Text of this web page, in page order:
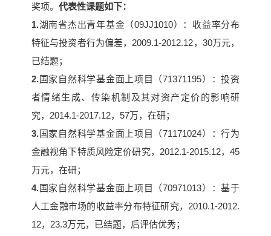
奖项。 代表性课题如下：
1.湖南省杰出青年基金（09JJ1010）：收益率分布
特征与投资者行为偏差，2009.1-2012.12，30万元，
已结题；
2.国家自然科学基金面上项目（71371195）：投资
者情绪生成、传染机制及其对资产定价的影响研
究，2014.1-2017.12，57万，在研；
3.国家自然科学基金面上项目（71171024）：行为
金融视角下特质风险定价研究，2012.1-2015.12，45
万元，在研；
4.国家自然科学基金面上项目（70971013）：基于
人工金融市场的收益率分布特征研究，2010.1-2012.
12，23.3万元，已结题，后评估优秀；